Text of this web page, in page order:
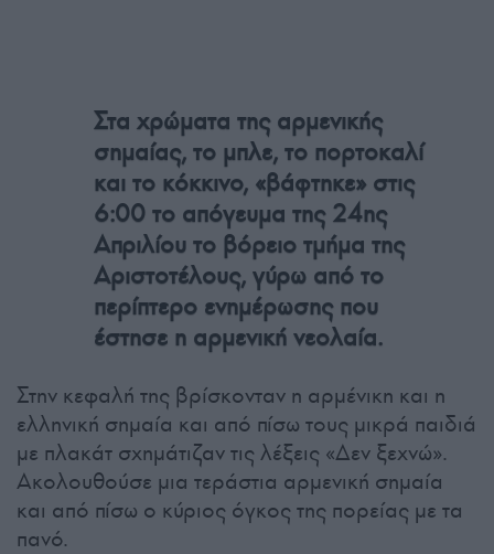
Στα χρώματα της αρμενικής
σημαίας, το μπλε, το πορτοκαλί
και το κόκκινο, «βάφτηκε» στις
6:00 το απόγευμα της 24ης
Απριλίου το βόρειο τμήμα της
Αριστοτέλους, γύρω από το
περίπτερο ενημέρωσης που
έστησε η αρμενική νεολαία.
Στην κεφαλή της βρίσκονταν η αρμένικη και η
ελληνική σημαία και από πίσω τους μικρά παιδιά
με πλακάτ σχημάτιζαν τις λέξεις «Δεν ξεχνώ».
Ακολουθούσε μια τεράστια αρμενική σημαία
και από πίσω ο κύριος όγκος της πορείας με τα
πανό.